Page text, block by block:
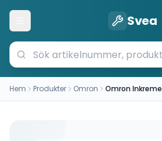
Öppna meny Svea
Hem Produkter Omron